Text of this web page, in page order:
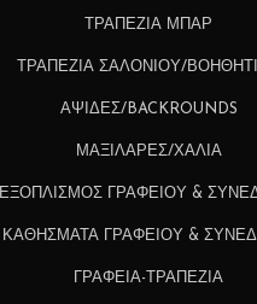
ΤΡΑΠΕΖΙΑ ΜΠΑΡ
ΤΡΑΠΕΖΙΑ ΣΑΛΟΝΙΟΥ/
ΑΨΙΔΕΣ/BACKROUNDS
ΜΑΞΙΛΑΡΕΣ/ΧΑΛΙΑ
ΕΞΟΠΛΙΣΜΟΣ ΓΡΑΦΕΙΟΥ &
ΚΑΘΗΣΜΑΤΑ ΓΡΑΦΕΙΟΥ &
ΓΡΑΦΕΙΑ-ΤΡΑΠΕΖΙΑ